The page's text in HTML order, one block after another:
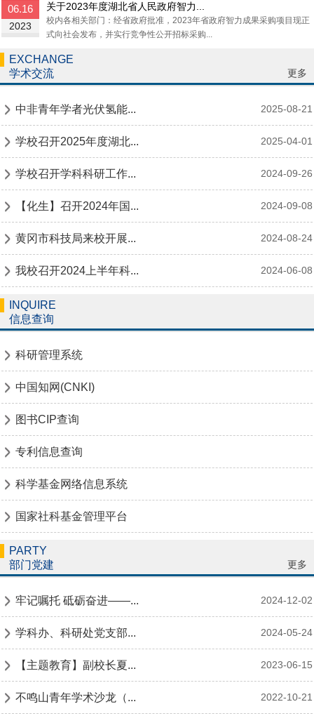
06.16
2023
关于2023年度湖北省人民政府智力...
校内各相关部门：经省政府批准，2023年省政府智力成果采购项目现正
式向社会发布，并实行竞争性公开招标采购...
EXCHANGE
学术交流
更多
中非青年学者光伏氢能... 2025-08-21
学校召开2025年度湖北... 2025-04-01
学校召开学科科研工作... 2024-09-26
【化生】召开2024年国... 2024-09-08
黄冈市科技局来校开展... 2024-08-24
我校召开2024上半年科... 2024-06-08
INQUIRE
信息查询
科研管理系统
中国知网(CNKI)
图书CIP查询
专利信息查询
科学基金网络信息系统
国家社科基金管理平台
PARTY
部门党建
更多
牢记嘱托 砥砺奋进——... 2024-12-02
学科办、科研处党支部... 2024-05-24
【主题教育】副校长夏... 2023-06-15
不鸣山青年学术沙龙（... 2022-10-21